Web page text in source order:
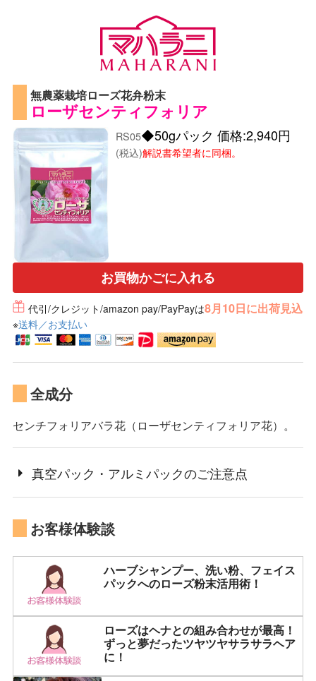
無農薬栽培ローズ花弁粉末
ローザセンティフォリア
RS05◆50gパック 価格:2,940円
(税込)解説書希望者に同梱。
お買物かごに入れる
代引/クレジット/amazon pay/PayPayは8月10日に出荷見込
※送料／お支払い
全成分
センチフォリアバラ花（ローザセンティフォリア花）。
真空パック・アルミパックのご注意点
お客様体験談
ハーブシャンプー、洗い粉、フェイス
パックへのローズ粉末活用術！
ローズはヘナとの組み合わせが最高！
ずっと夢だったツヤツヤサラサラヘア
に！